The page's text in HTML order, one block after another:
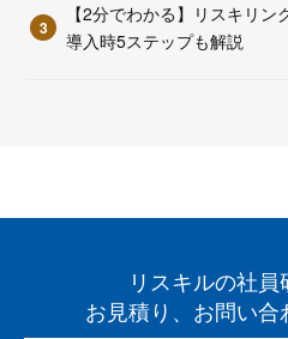
【2分でわかる】リスキリ
導入時5ステップも解説
リスキルの社
お見積り、お問い